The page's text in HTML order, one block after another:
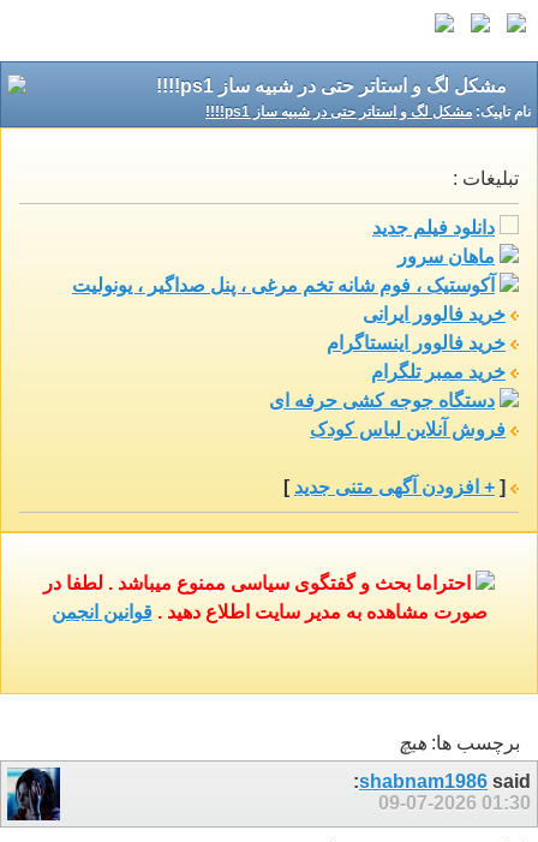
مشکل لگ و استاتر حتی در شبیه ساز ps1!!!!
نام تاپيک: مشکل لگ و استاتر حتی در شبیه ساز ps1!!!!
تبلیغات :
دانلود فیلم جدید
ماهان سرور
آکوستیک ، فوم شانه تخم مرغی ، پنل صداگیر ، یونولیت
خرید فالوور ایرانی
خرید فالوور اینستاگرام
خرید ممبر تلگرام
دستگاه جوجه کشی حرفه ای
فروش آنلاین لباس کودک
[ + افزودن آگهی متنی جدید ]
احتراما بحث و گفتگوی سیاسی ممنوع میباشد . لطفا در
صورت مشاهده به مدیر سایت اطلاع دهید .قوانین انجمن
برچسب ها: هيچ
shabnam1986 said:
09-07-2026 01:30